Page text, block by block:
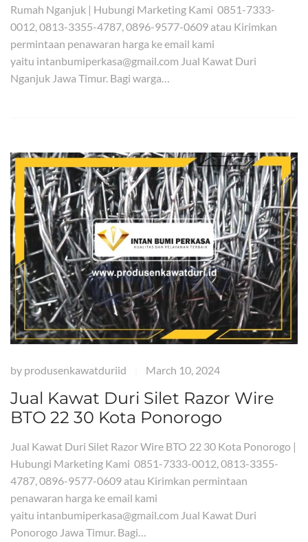
Rumah Nganjuk | Hubungi Marketing Kami 0851-7333-
0012, 0813-3355-4787, 0896-9577-0609 atau Kirimkan
permintaan penawaran harga ke email kami
yaitu intanbumiperkasa@gmail.com Jual Kawat Duri
Nganjuk Jawa Timur. Bagi warga…
by produsenkawatduriid March 10, 2024
Jual Kawat Duri Silet Razor Wire
BTO 22 30 Kota Ponorogo
Jual Kawat Duri Silet Razor Wire BTO 22 30 Kota Ponorogo |
Hubungi Marketing Kami 0851-7333-0012, 0813-3355-
4787, 0896-9577-0609 atau Kirimkan permintaan
penawaran harga ke email kami
yaitu intanbumiperkasa@gmail.com Jual Kawat Duri
Ponorogo Jawa Timur. Bagi…